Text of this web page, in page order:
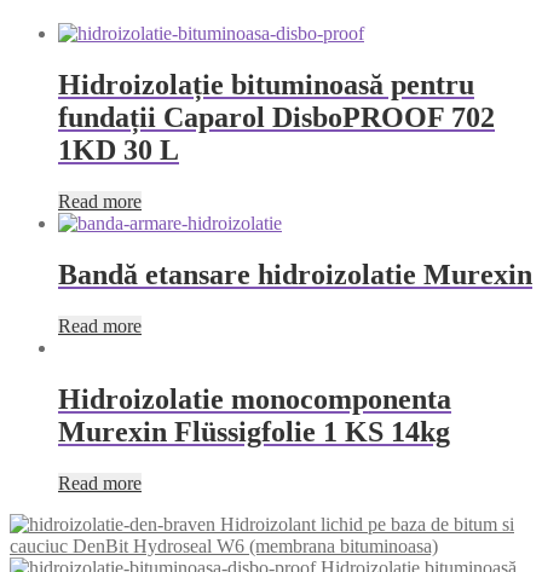
Hidroizolație bituminoasă pentru
fundații Caparol DisboPROOF 702
1KD 30 L
Read more
Bandă etansare hidroizolatie Murexin
Read more
Hidroizolatie monocomponenta
Murexin Flüssigfolie 1 KS 14kg
Read more
Hidroizolant lichid pe baza de bitum si
cauciuc DenBit Hydroseal W6 (membrana bituminoasa)
Hidroizolație bituminoasă